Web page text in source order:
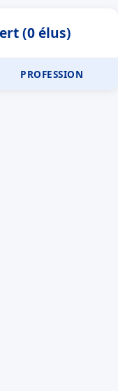
(0 élus)
PROFESSION